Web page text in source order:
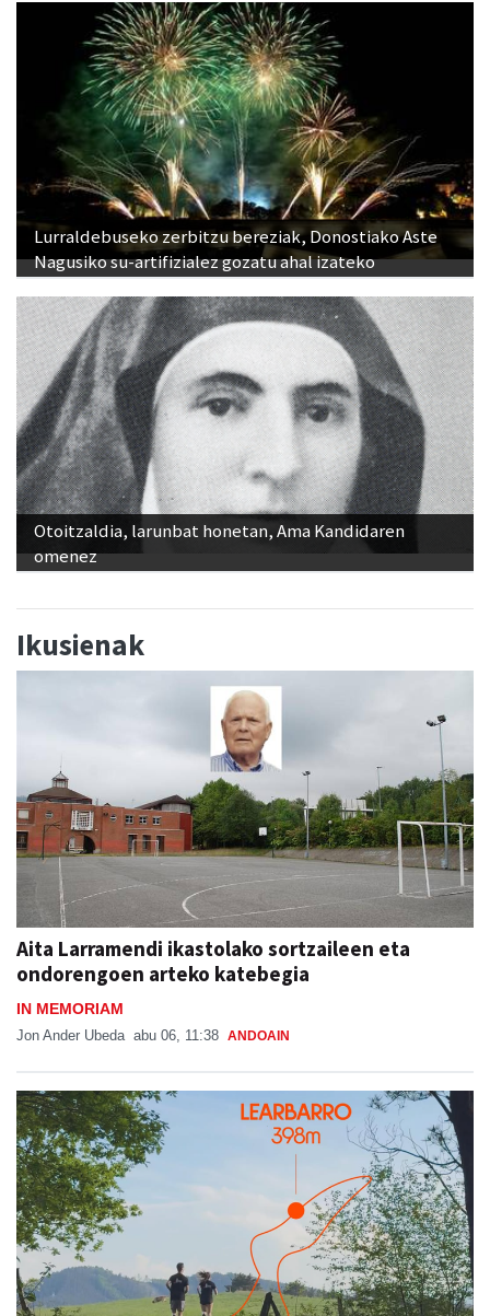
Lurraldebuseko zerbitzu bereziak, Donostiako Aste
Nagusiko su-artifizialez gozatu ahal izateko
Otoitzaldia, larunbat honetan, Ama Kandidaren
omenez
Ikusienak
Aita Larramendi ikastolako sortzaileen eta
ondorengoen arteko katebegia
IN MEMORIAM
Jon Ander Ubeda abu 06, 11:38 ANDOAIN